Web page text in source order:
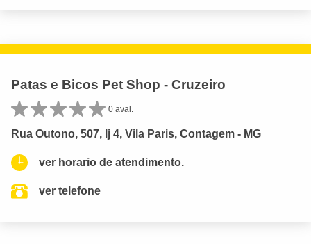
Patas e Bicos Pet Shop - Cruzeiro
0 aval.
Rua Outono, 507, lj 4, Vila Paris, Contagem - MG
ver horario de atendimento.
ver telefone